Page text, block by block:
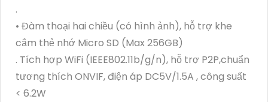
.
• Đàm thoại hai chiều (có hình ảnh), hỗ trợ khe
cắm thẻ nhớ Micro SD (Max 256GB)
. Tích hợp WiFi (IEEE802.11b/g/n), hỗ trợ P2P,chuẩn
tương thích ONVIF, điện áp DC5V/1.5A , công suất
< 6.2W